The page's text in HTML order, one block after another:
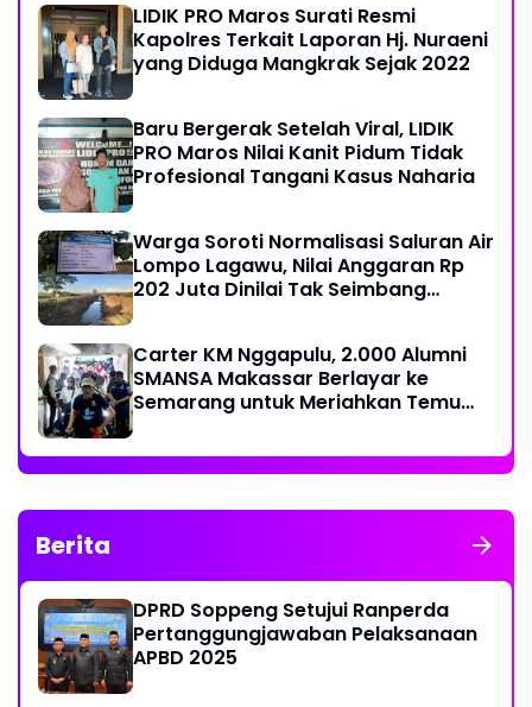
LIDIK PRO Maros Surati Resmi
Kapolres Terkait Laporan Hj. Nuraeni
yang Diduga Mangkrak Sejak 2022
Baru Bergerak Setelah Viral, LIDIK
PRO Maros Nilai Kanit Pidum Tidak
Profesional Tangani Kasus Naharia
Warga Soroti Normalisasi Saluran Air
Lompo Lagawu, Nilai Anggaran Rp
202 Juta Dinilai Tak Seimbang
Carter KM Nggapulu, 2.000 Alumni
SMANSA Makassar Berlayar ke
Semarang untuk Meriahkan Temu
Berita
DPRD Soppeng Setujui Ranperda
Pertanggungjawaban Pelaksanaan
APBD 2025